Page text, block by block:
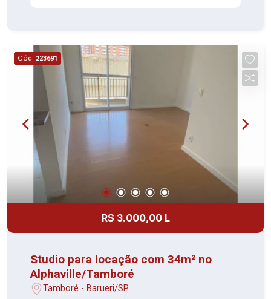
Cód. 223691
R$ 3.000,00 L
Studio para locação com 34m² no
Alphaville/Tamboré
Tamboré - Barueri/SP